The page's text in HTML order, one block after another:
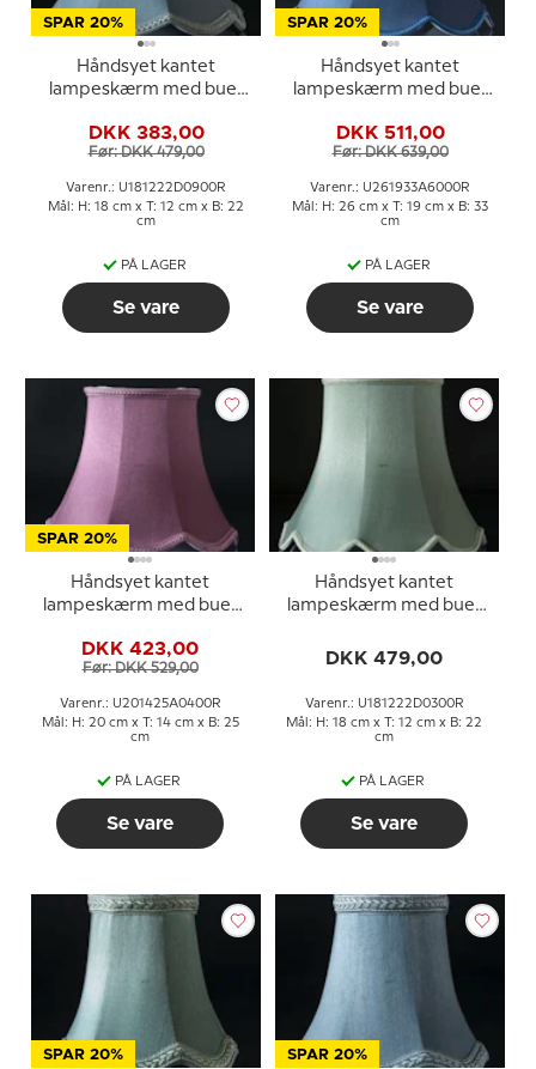
SPAR 20%
Håndsyet kantet
lampeskærm med buer
silke stof
DKK 383,00
Før: DKK 479,00
Varenr.: U181222D0900R
Mål: H: 18 cm x T: 12 cm x B: 22
cm
PÅ LAGER
Se vare
SPAR 20%
Håndsyet kantet
lampeskærm med buer
silke stof
DKK 511,00
Før: DKK 639,00
Varenr.: U261933A6000R
Mål: H: 26 cm x T: 19 cm x B: 33
cm
PÅ LAGER
Se vare
SPAR 20%
Håndsyet kantet
lampeskærm med buer
rosa silke stof
DKK 423,00
Før: DKK 529,00
Varenr.: U201425A0400R
Mål: H: 20 cm x T: 14 cm x B: 25
cm
PÅ LAGER
Se vare
Håndsyet kantet
lampeskærm med buer
silke stof
DKK 479,00
Varenr.: U181222D0300R
Mål: H: 18 cm x T: 12 cm x B: 22
cm
PÅ LAGER
Se vare
SPAR 20% SPAR 20%